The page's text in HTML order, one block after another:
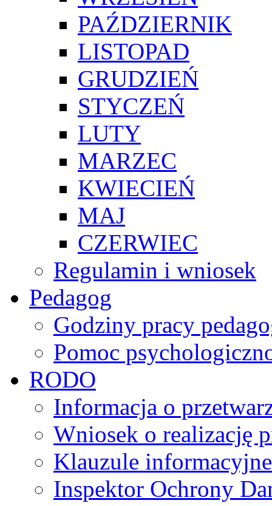
PAŹDZIERNIK
LISTOPAD
GRUDZIEŃ
STYCZEŃ
LUTY
MARZEC
KWIECIEŃ
MAJ
CZERWIEC
Regulamin i wniosek
Pedagog
Godziny pracy
Pomoc
RODO
Informacja o
Wniosek o realizację
Klauzule informacyjne
Inspektor Ochrony